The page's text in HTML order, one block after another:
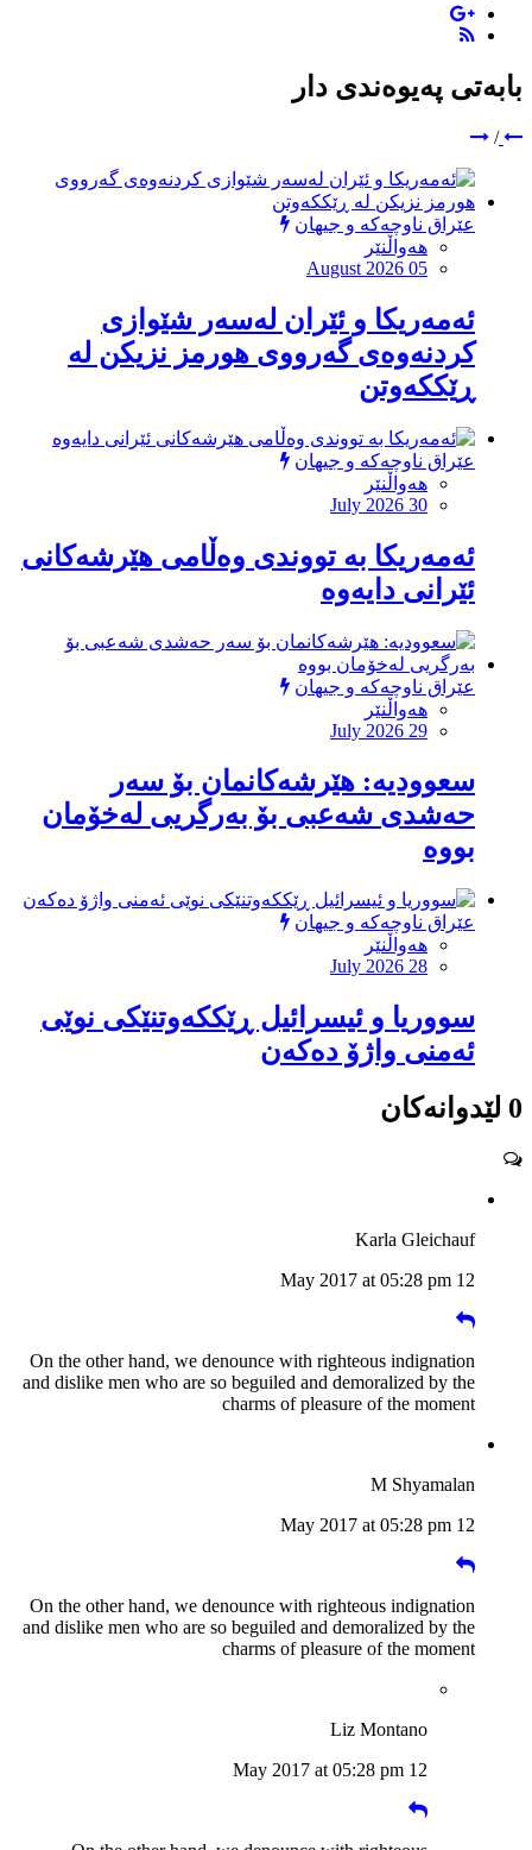
بابەتی پەیوەندی دار
/
عێراق ناوچەکە و جیهان
هەواڵنێر
August 2026 05
ئەمەریكا و ئێران لەسەر شێوازی
كردنەوەی گەرووی هورمز نزیكن لە
ڕێككەوتن
عێراق ناوچەکە و جیهان
هەواڵنێر
July 2026 30
ئەمەریکا بە تووندی وەڵامی هێرشەکانی
ئێرانی دایەوە
عێراق ناوچەکە و جیهان
هەواڵنێر
July 2026 29
‏سعوودیە: هێرشەكانمان بۆ سەر
حەشدی شەعبی بۆ بەرگریی لەخۆمان
بووە
عێراق ناوچەکە و جیهان
هەواڵنێر
July 2026 28
سووریا و ئیسرائیل ڕێککەوتنێکی نوێی
ئەمنی واژۆ دەکەن
0 لێدوانەکان
Karla Gleichauf
12 May 2017 at 05:28 pm
On the other hand, we denounce with righteous indignation
and dislike men who are so beguiled and demoralized by the
charms of pleasure of the moment
M Shyamalan
12 May 2017 at 05:28 pm
On the other hand, we denounce with righteous indignation
and dislike men who are so beguiled and demoralized by the
charms of pleasure of the moment
Liz Montano
12 May 2017 at 05:28 pm